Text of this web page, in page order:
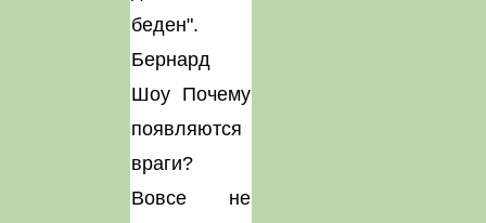
беден".
Бернард
Шоу Почему
появляются
враги?
Вовсе не